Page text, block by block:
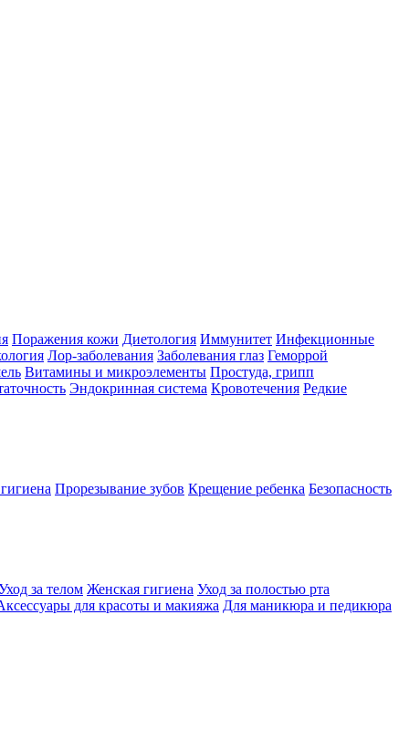
Поражения кожи Диетология Иммунитет Инфекционные
Лор-заболевания Заболевания глаз Геморрой
Витамины и микроэлементы Простуда, грипп
Эндокринная система Кровотечения Редкие
Прорезывание зубов Крещение ребенка Безопасность
за телом Женская гигиена Уход за полостью рта
для красоты и макияжа Для маникюра и педикюра